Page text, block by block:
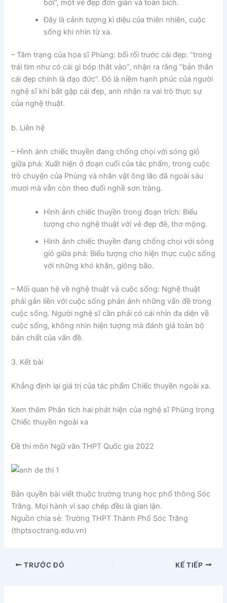
bời”, một vẻ đẹp đơn giản và toàn bích.
Đây là cảnh tượng kì diệu của thiên nhiên, cuộc
sống khi nhìn từ xa.
– Tâm trạng của họa sĩ Phùng: bối rối trước cái đẹp: “trong
trái tim như có cái gì bóp thắt vào”, nhận ra rằng “bản thân
cái đẹp chính là đạo đức”. Đó là niềm hạnh phúc của người
nghệ sĩ khi bắt gặp cái đẹp, anh nhận ra vai trò thực sự
của nghệ thuật.
b. Liên hệ
– Hình ảnh chiếc thuyền đang chống chọi với sóng gió
giữa phá: Xuất hiện ở đoạn cuối của tác phẩm, trong cuộc
trò chuyện của Phùng và nhân vật ông lão đã ngoài sáu
mươi mà vẫn còn theo đuổi nghề sơn tràng.
Hình ảnh chiếc thuyền trong đoạn trích: Biểu
tượng cho nghệ thuật với vẻ đẹp đẽ, thơ mộng.
Hình ảnh chiếc thuyền đang chống chọi với sóng
gió giữa phá: Biểu tượng cho hiện thực cuộc sống
với những khó khăn, giông bão.
– Mối quan hệ về nghệ thuật và cuộc sống: Nghệ thuật
phải gắn liền với cuộc sống phản ảnh những vấn đề trong
cuộc sống. Người nghệ sĩ cần phải có cái nhìn đa diện về
cuộc sống, không nhìn hiện tượng mà đánh giá toàn bộ
bản chất của vấn đề.
3. Kết bài
Khẳng định lại giá trị của tác phẩm Chiếc thuyền ngoài xa.
Xem thêm Phân tích hai phát hiện của nghệ sĩ Phùng trong
Chiếc thuyền ngoài xa
Đề thi môn Ngữ văn THPT Quốc gia 2022
Bản quyền bài viết thuộc trường trung học phổ thông Sóc
Trăng. Mọi hành vi sao chép đều là gian lận.
Nguồn chia sẻ: Trường THPT Thành Phố Sóc Trăng
(thptsoctrang.edu.vn)
TRƯỚC ĐÓ KẾ TIẾP